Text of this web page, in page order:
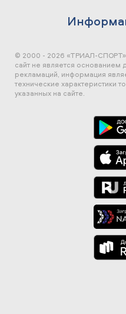
© 2000 - 2026 «ТРИАЛ-
сайт не является основанием
рекламаций, информация
технические характеристики
указанных на сайте.